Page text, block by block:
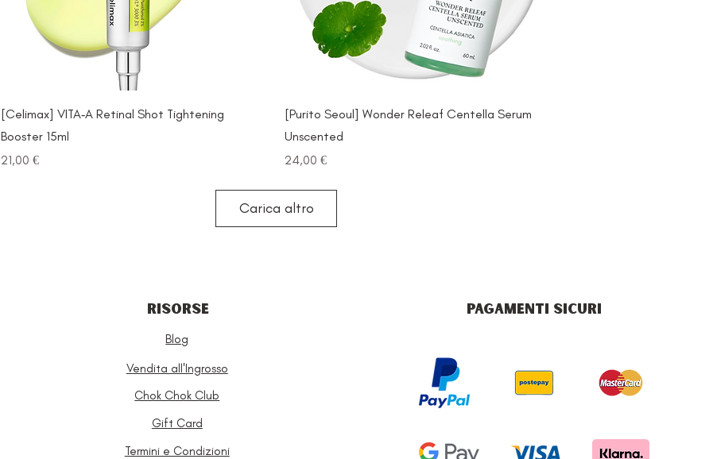
[Celimax] VITA‑A Retinal Shot Tightening
Booster 15ml
Prezzo
21,00 €
[Purito Seoul] Wonder Releaf Centella Serum
Unscented
Prezzo
24,00 €
Carica altro
RISORSE
Blog
Vendita all'Ingrosso
Chok Chok Club
Gift Card
Termini e Condizioni
PAGAMENTI SICURI